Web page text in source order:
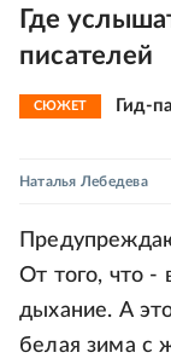
Где
писателей
СЮЖЕТ Гид-
Наталья Лебедева
От того, что -
дыхание. А
белая зима с